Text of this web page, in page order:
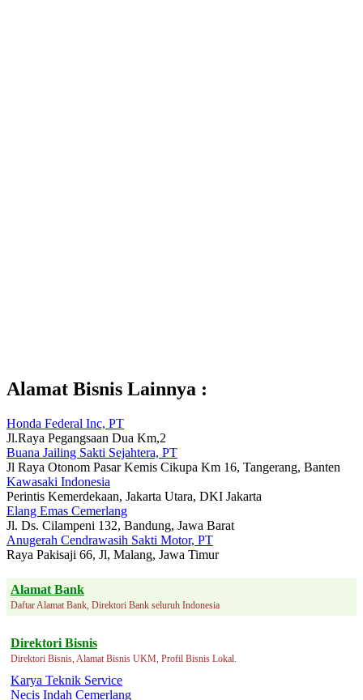
Alamat Bisnis Lainnya :
Honda Federal Inc, PT
Jl.Raya Pegangsaan Dua Km,2
Buana Jailing Sakti Sejahtera, PT
Jl Raya Otonom Pasar Kemis Cikupa Km 16, Tangerang, Banten
Kawasaki Indonesia
Perintis Kemerdekaan, Jakarta Utara, DKI Jakarta
Elang Emas Cemerlang
Jl. Ds. Cilampeni 132, Bandung, Jawa Barat
Anugerah Cendrawasih Sakti Motor, PT
Raya Pakisaji 66, Jl, Malang, Jawa Timur
Alamat Bank
Daftar Alamat Bank, Direktori Bank seluruh Indonesia
Direktori Bisnis
Direktori Bisnis, Alamat Bisnis UKM, Profil Bisnis Lokal.
Karya Teknik Service
Necis Indah Cemerlang